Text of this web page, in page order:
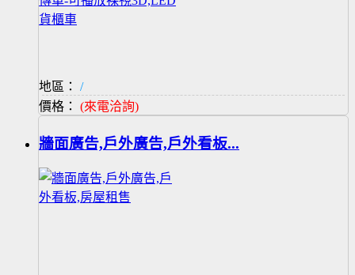
地區：
/
價格： (來電洽詢)
牆面廣告,戶外廣告,戶外看板...